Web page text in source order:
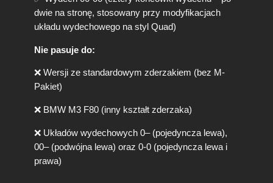
a
n
e
L
o
o
C
z
r
n
dwie na stronę, stosowany przy modyfikacjach
układu wydechowego na styl Quad)
Nie pasuje do:
❌ Wersji ze standardowym zderzakiem (bez M-
Pakiet)
❌ BMW M3 F80 (inny kształt zderzaka)
❌ Układów wydechowych 0– (pojedyncza lewa),
00– (podwójna lewa) oraz 0-0 (pojedyncza lewa i
prawa)